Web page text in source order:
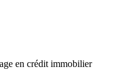
en crédit immobilier